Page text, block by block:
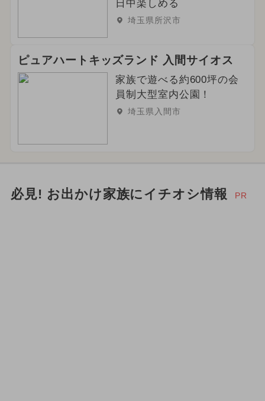
日中楽しめる
埼玉県所沢市
ピュアハートキッズランド 入間サイオス
家族で遊べる約600坪の会
員制大型室内公園！
埼玉県入間市
必見! お出かけ家族にイチオシ情報 PR